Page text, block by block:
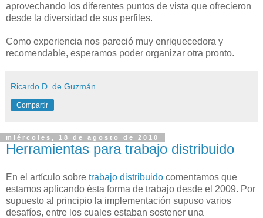
aprovechando los diferentes puntos de vista que ofrecieron
desde la diversidad de sus perfiles.
Como experiencia nos pareció muy enriquecedora y
recomendable, esperamos poder organizar otra pronto.
Ricardo D. de Guzmán
Compartir
miércoles, 18 de agosto de 2010
Herramientas para trabajo distribuido
En el artículo sobre trabajo distribuido comentamos que
estamos aplicando ésta forma de trabajo desde el 2009. Por
supuesto al principio la implementación supuso varios
desafíos, entre los cuales estaban sostener una